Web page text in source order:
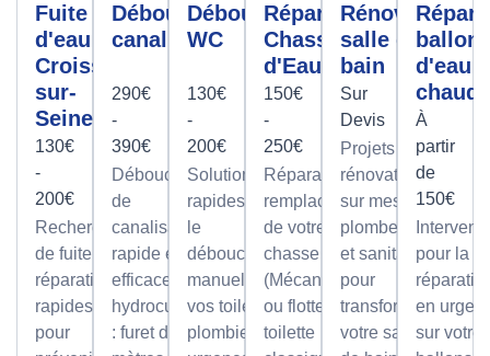
Fuite
d'eau
Croissy-
sur-
Seine
130€
-
200€
Recherche
de fuite et
réparation
rapides
pour
Débouchage
canalisation
290€
-
390€
Débouchage
de
canalisation
rapide et
efficace par
hydrocurage
: furet de 100
Débouchage
WC
130€
-
200€
Solutions
rapides pour
le
débouchage
manuel de
vos toilettes,
plombier en
Réparation
Chasse
d'Eau
150€
-
250€
Réparation et
remplacement
de votre
chasse d'eau
(Mécanisme
ou flotteur) sur
toilette
Rénovation
salle de
bain
Sur
Devis
Projets de
rénovation
sur mesure
plomberie
et sanitaire
pour
transformer
votre salle
ballon
d'eau
À
partir
de
150€
pour la
en
sur votre